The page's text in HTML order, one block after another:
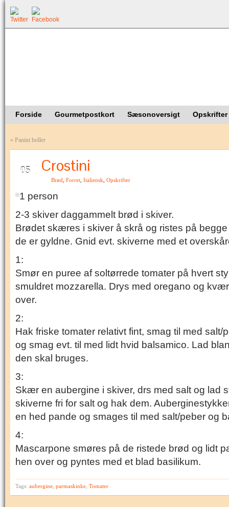
Forside Gourmetpostkort Sæsonoversigt Opskrifter
« Panini boller
05 Crostini
Brød Forret Italiensk Opskrifter
1 person
2-3 skiver daggammelt brød i skiver.
Brødet skæres i skiver å skrå og ristes på
de er gyldne. Gnid evt. skiverne med et
1:
Smør en puree af soltørrede tomater på hvert
smuldret mozzarella. Drys med oregano og
over.
2:
Hak friske tomater relativt fint, smag til med salt/
og smag evt. til med lidt hvid balsamico. Lad
den skal bruges.
3:
Skær en aubergine i skiver, drs med salt og lad
skiverne fri for salt og hak dem.
en hed pande og smages til med salt/peber og
4:
Mascarpone smøres på de ristede brød og lidt
hen over og pyntes med et blad basilikum.
Tags: aubergine parmaskinke Tomater